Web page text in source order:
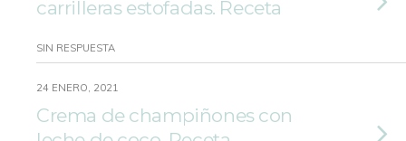
carrilleras estofadas. Receta
SIN RESPUESTA
24 ENERO, 2021
Crema de champiñones con